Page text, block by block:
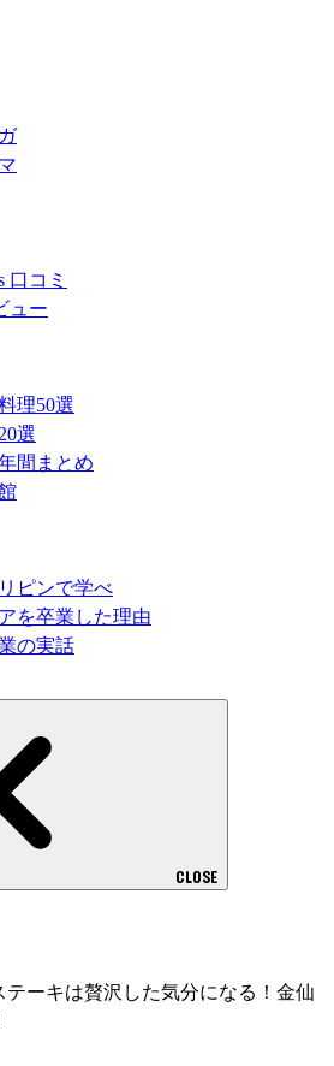
口コミ
ュー
理50選
選
間まとめ
ピンで学べ
を卒業した理由
の実話
CLOSE
テーキは贅沢した気分になる！金仙